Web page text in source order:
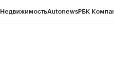
НедвижимостьAutonewsРБК